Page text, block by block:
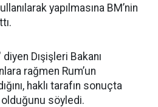
yapılmasına BM’nin
Dışişleri Bakanı
rağmen Rum’un
haklı tarafın sonuçta
olduğunu söyledi.